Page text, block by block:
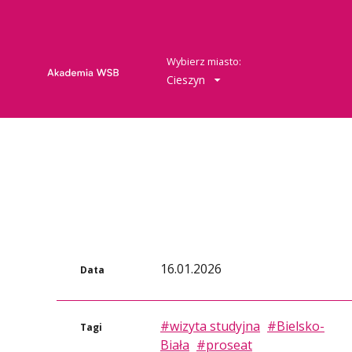
Wybierz miasto:
Cieszyn
Data 16.01.2026
Tagi #wizyta studyjna #Bielsko-
Biała #proseat